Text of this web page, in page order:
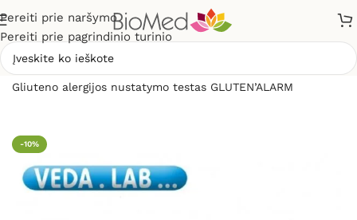
Pereiti prie naršymo
Pereiti prie pagrindinio turinio
Gliuteno alergijos nustatymo testas GLUTEN’ALARM
-10%